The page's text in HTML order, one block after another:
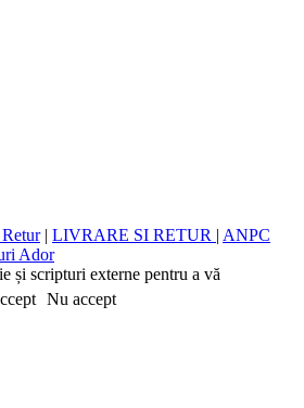
| LIVRARE SI RETUR | ANPC
Ador
și scripturi externe pentru a vă
Nu accept